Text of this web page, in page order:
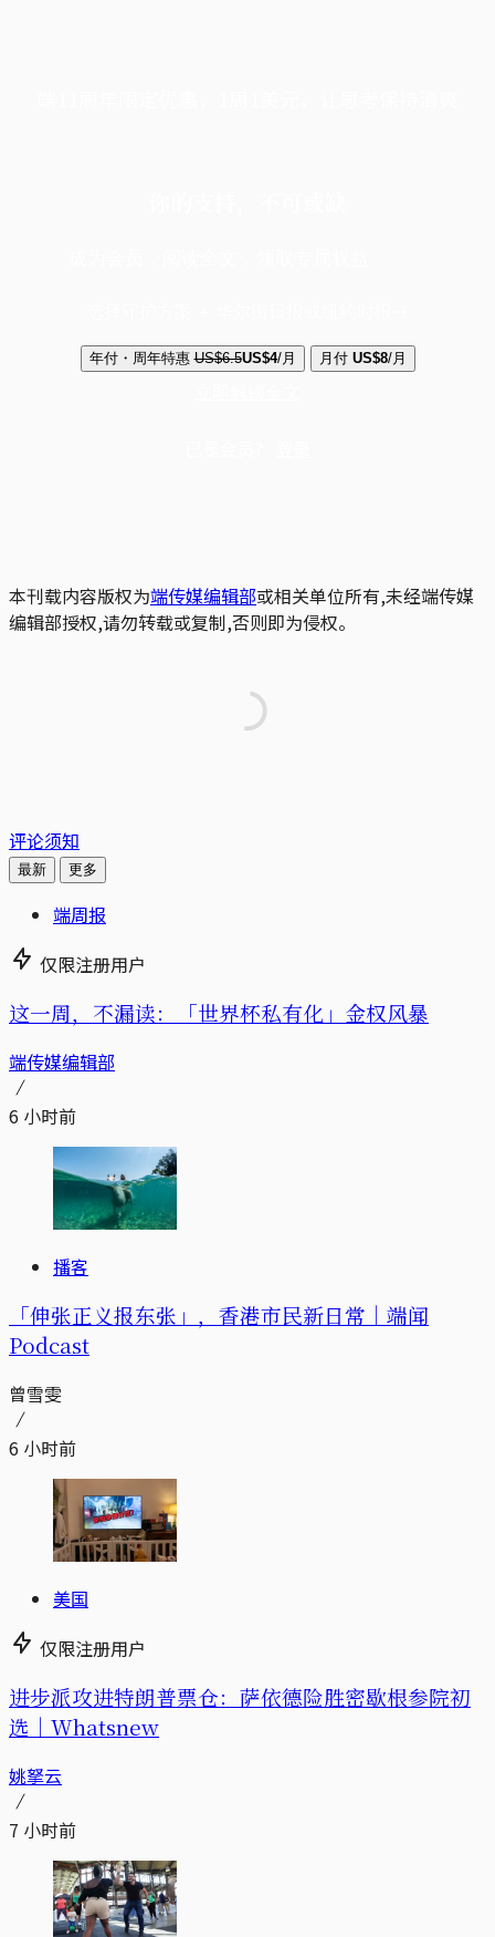
年付・周年特惠 US$6.5US$4/月 月付 US$8/月
本刊载内容版权为端传媒编辑部或相关单位所有,未经端传媒
编辑部授权,请勿转载或复制,否则即为侵权。
评论须知
最新 更多
端周报
仅限注册用户
这一周，不漏读：「世界杯私有化」金权风暴
端传媒编辑部
6 小时前
播客
「伸张正义报东张」，香港市民新日常｜端闻
Podcast
曾雪雯
6 小时前
美国
仅限注册用户
进步派攻进特朗普票仓：萨依德险胜密歇根参院初
选｜Whatsnew
姚拏云
7 小时前